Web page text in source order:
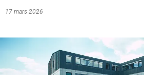
17 mars 2026